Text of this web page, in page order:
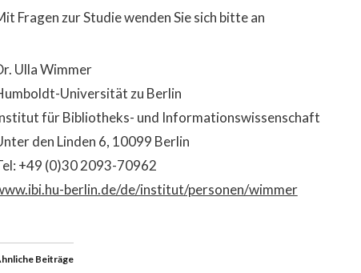
Fragen zur Studie wenden Sie sich bitte an
Ulla Wimmer
Universität zu Berlin
für Bibliotheks- und Informationswissenschaft
den Linden 6, 10099 Berlin
+49 (0)30 2093-70962
berlin.de/de/institut/personen/wimmer
Beiträge